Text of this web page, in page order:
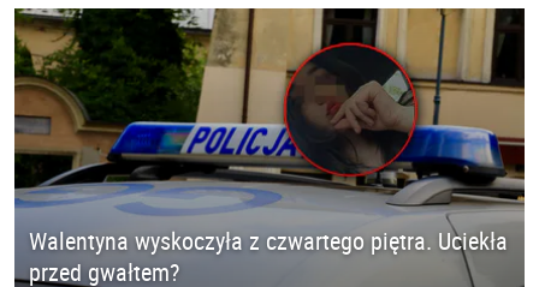
Walentyna wyskoczyła z czwartego piętra. Uciekła
przed gwałtem?